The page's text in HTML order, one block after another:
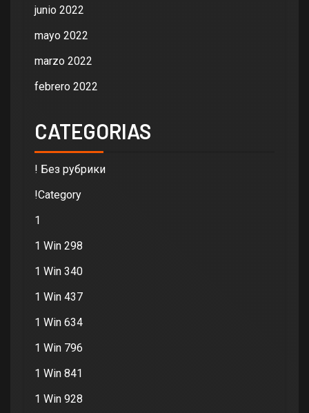
junio 2022
mayo 2022
marzo 2022
febrero 2022
CATEGORIAS
! Без рубрики
!Category
1
1 Win 298
1 Win 340
1 Win 437
1 Win 634
1 Win 796
1 Win 841
1 Win 928